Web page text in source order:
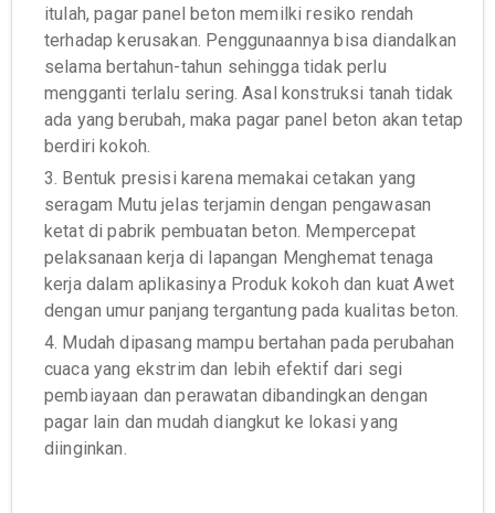
itulah, pagar panel beton memilki resiko rendah
terhadap kerusakan. Penggunaannya bisa diandalkan
selama bertahun-tahun sehingga tidak perlu
mengganti terlalu sering. Asal konstruksi tanah tidak
ada yang berubah, maka pagar panel beton akan tetap
berdiri kokoh.
3. Bentuk presisi karena memakai cetakan yang
seragam Mutu jelas terjamin dengan pengawasan
ketat di pabrik pembuatan beton. Mempercepat
pelaksanaan kerja di lapangan Menghemat tenaga
kerja dalam aplikasinya Produk kokoh dan kuat Awet
dengan umur panjang tergantung pada kualitas beton.
4. Mudah dipasang mampu bertahan pada perubahan
cuaca yang ekstrim dan lebih efektif dari segi
pembiayaan dan perawatan dibandingkan dengan
pagar lain dan mudah diangkut ke lokasi yang
diinginkan.